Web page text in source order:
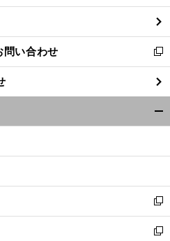
ウ
で
開
く
い合わせ
新
し
い
ウ
ィ
ン
ウ
開
く
新
し
い
新